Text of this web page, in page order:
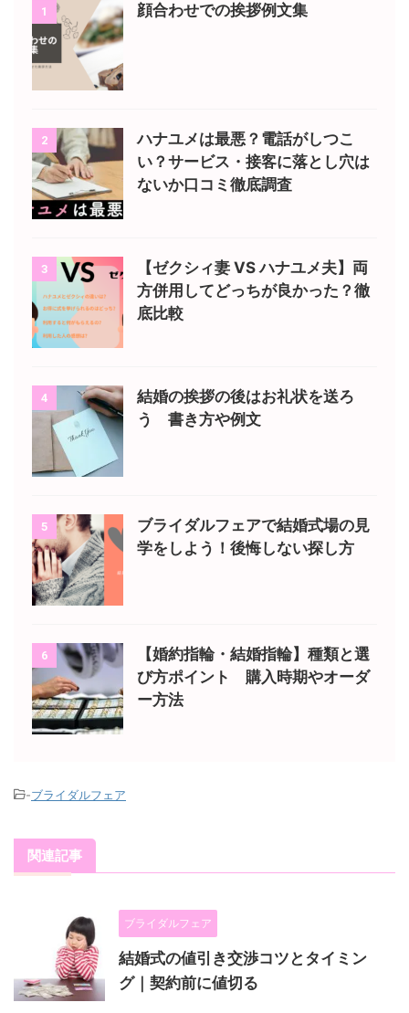
1 顔合わせでの挨拶例文集
2
ハナユメは最悪？電話がしつこ
い？サービス・接客に落とし穴は
ないか口コミ徹底調査
3
【ゼクシィ妻 VS ハナユメ夫】両
方併用してどっちが良かった？徹
底比較
4
結婚の挨拶の後はお礼状を送ろ
う 書き方や例文
5
ブライダルフェアで結婚式場の見
学をしよう！後悔しない探し方
6
【婚約指輪・結婚指輪】種類と選
び方ポイント 購入時期やオーダ
ー方法
-ブライダルフェア
関連記事
ブライダルフェア
結婚式の値引き交渉コツとタイミン
グ｜契約前に値切る